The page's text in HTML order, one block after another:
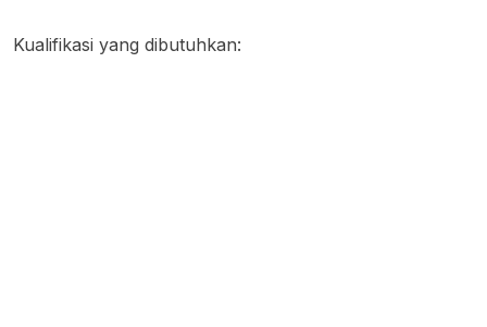
Kualifikasi yang dibutuhkan: